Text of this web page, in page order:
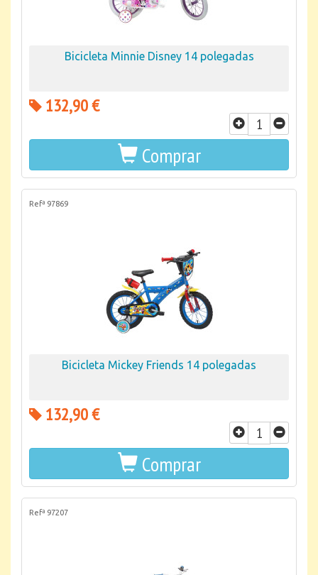
Bicicleta Minnie Disney 14 polegadas
132,90 €
Comprar
Refª 97869
Bicicleta Mickey Friends 14 polegadas
132,90 €
Comprar
Refª 97207